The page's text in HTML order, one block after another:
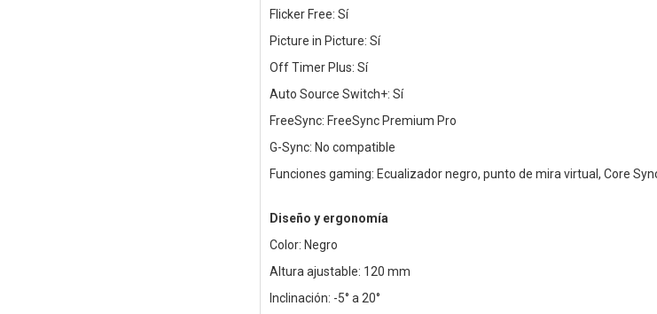
Flicker Free: Sí
Picture in Picture: Sí
Off Timer Plus: Sí
Auto Source Switch+: Sí
FreeSync: FreeSync Premium Pro
G-Sync: No compatible
Funciones gaming: Ecualizador negro, punto de mira virtual, Core
Diseño y ergonomía
Color: Negro
Altura ajustable: 120 mm
Inclinación: -5° a 20°